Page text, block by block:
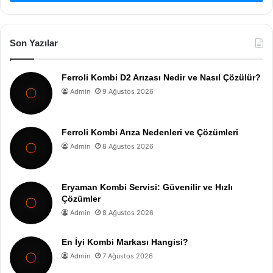
Son Yazılar
Ferroli Kombi D2 Arızası Nedir ve Nasıl Çözülür?
Admin 9 Ağustos 2026
Ferroli Kombi Arıza Nedenleri ve Çözümleri
Admin 8 Ağustos 2026
Eryaman Kombi Servisi: Güvenilir ve Hızlı
Çözümler
Admin 8 Ağustos 2026
En İyi Kombi Markası Hangisi?
Admin 7 Ağustos 2026